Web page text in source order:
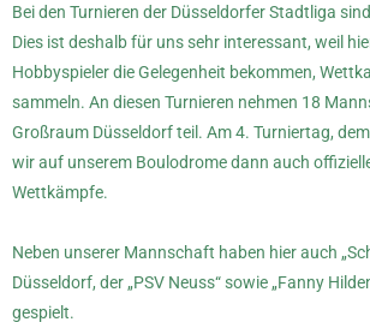
Bei den Turnieren der Düsseldorfer Stadtliga
Dies ist deshalb für uns sehr interessant, weil
Hobbyspieler die Gelegenheit bekommen,
sammeln. An diesen Turnieren nehmen 18
Großraum Düsseldorf teil. Am 4. Turniertag,
wir auf unserem Boulodrome dann auch
Wettkämpfe.
Neben unserer Mannschaft haben hier auch
Düsseldorf, der „PSV Neuss“ sowie „Fanny
gespielt.